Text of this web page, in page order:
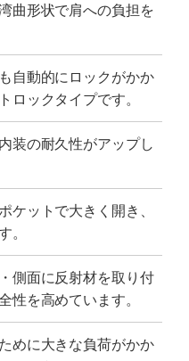
曲形状で肩への負担を
自動的にロックがかか
ロックタイプです。
装の耐久性がアップし
ケットで大きく開き、
。
側面に反射材を取り付
性を高めています。
めに大きな負荷がかか